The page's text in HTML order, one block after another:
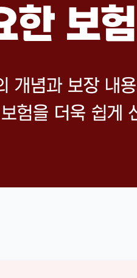
한 보
개념과 보장 내
험을 더욱 쉽게